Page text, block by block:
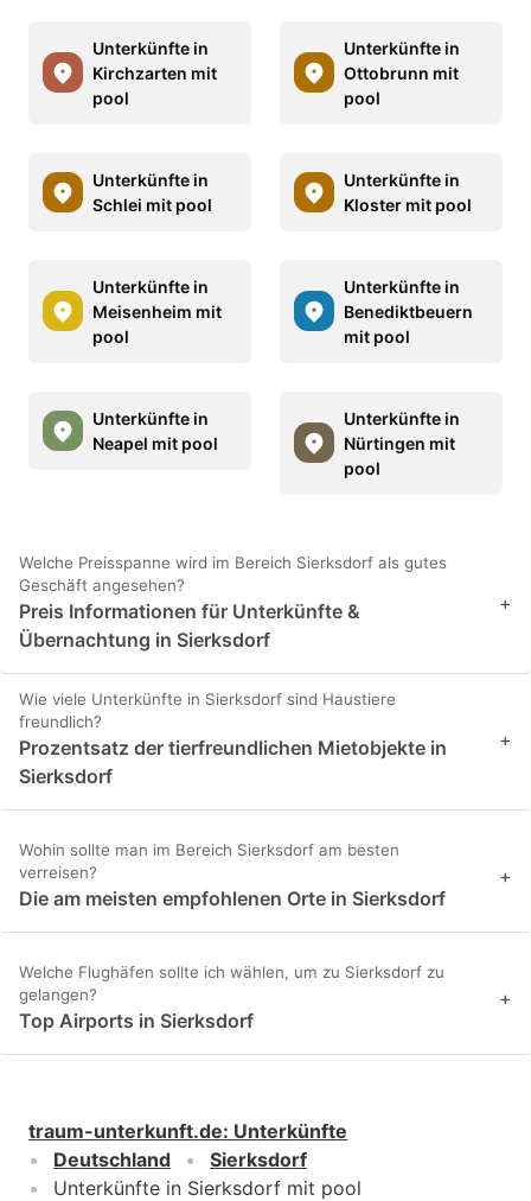
Unterkünfte in
Kirchzarten mit
pool
Unterkünfte in
Ottobrunn mit
pool
Unterkünfte in
Schlei mit pool
Unterkünfte in
Kloster mit pool
Unterkünfte in
Meisenheim mit
pool
Unterkünfte in
Benediktbeuern
mit pool
Unterkünfte in
Neapel mit pool
Unterkünfte in
Nürtingen mit
pool
Welche Preisspanne wird im Bereich Sierksdorf als gutes
Geschäft angesehen?
Preis Informationen für Unterkünfte &
Übernachtung in Sierksdorf
+
Wie viele Unterkünfte in Sierksdorf sind Haustiere
freundlich?
Prozentsatz der tierfreundlichen Mietobjekte in
Sierksdorf
+
Wohin sollte man im Bereich Sierksdorf am besten
verreisen?
Die am meisten empfohlenen Orte in Sierksdorf
+
Welche Flughäfen sollte ich wählen, um zu Sierksdorf zu
gelangen?
Top Airports in Sierksdorf
+
traum-unterkunft.de: Unterkünfte
Deutschland
Sierksdorf
Unterkünfte in Sierksdorf mit pool